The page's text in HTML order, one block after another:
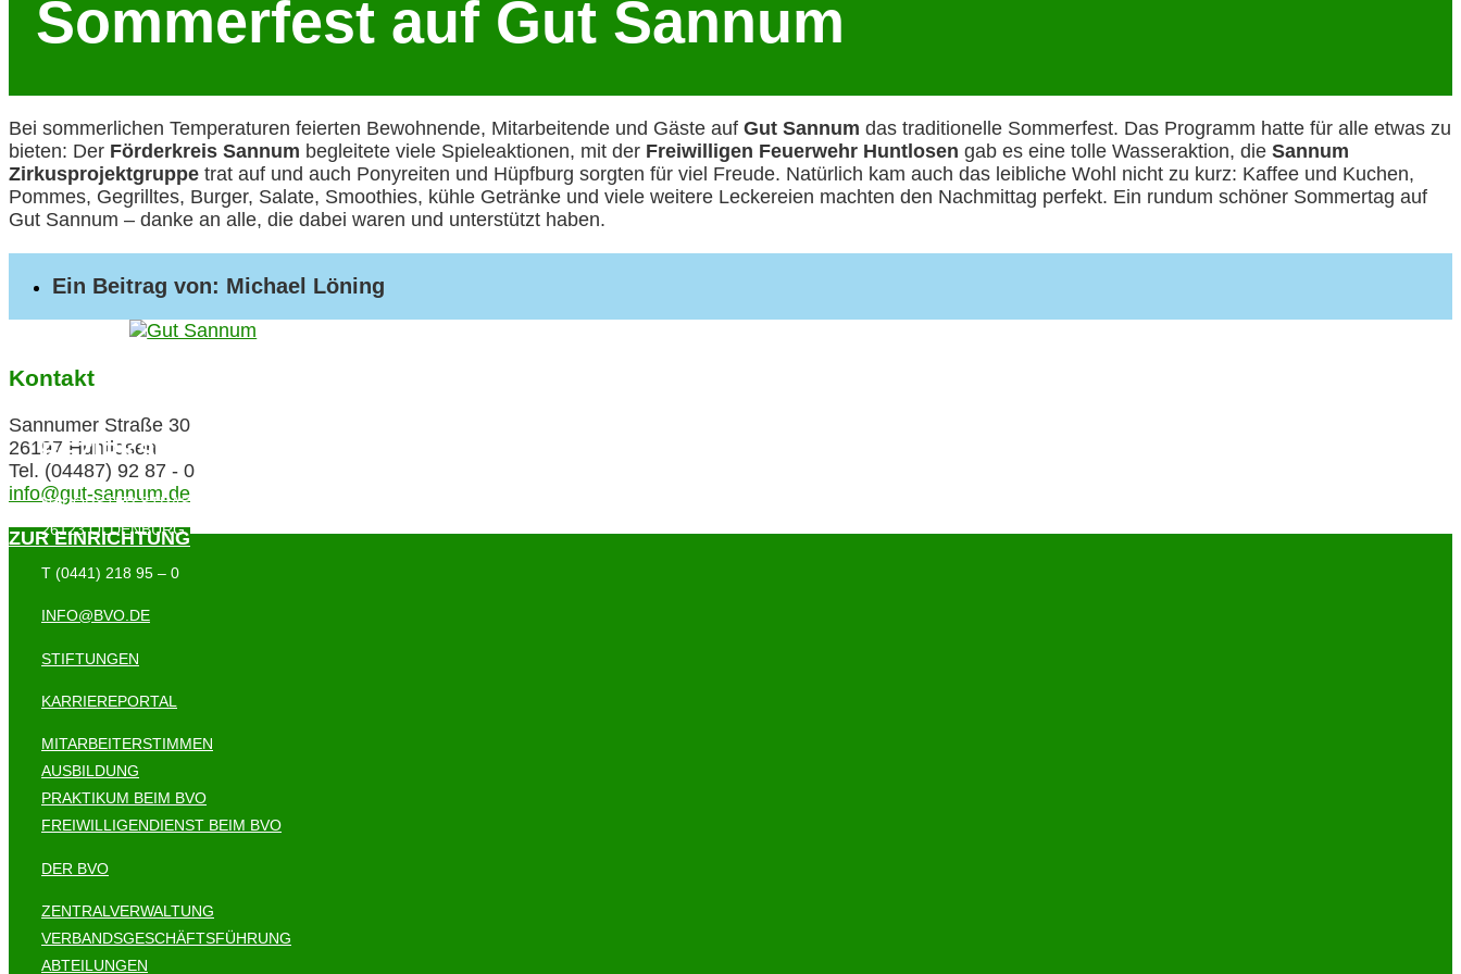
Sommerfest auf Gut Sannum
Bei sommerlichen Temperaturen feierten Bewohnende, Mitarbeitende und Gäste auf Gut Sannum das traditionelle Sommerfest. Das Programm hatte für alle etwas zu
bieten: Der Förderkreis Sannum begleitete viele Spieleaktionen, mit der Freiwilligen Feuerwehr Huntlosen gab es eine tolle Wasseraktion, die Sannum
Zirkusprojektgruppe trat auf und auch Ponyreiten und Hüpfburg sorgten für viel Freude. Natürlich kam auch das leibliche Wohl nicht zu kurz: Kaffee und Kuchen,
Pommes, Gegrilltes, Burger, Salate, Smoothies, kühle Getränke und viele weitere Leckereien machten den Nachmittag perfekt. Ein rundum schöner Sommertag auf
Gut Sannum – danke an alle, die dabei waren und unterstützt haben.
Ein Beitrag von: Michael Löning
Kontakt
Sannumer Straße 30
26197 Huntlosen
Tel. (04487) 92 87 - 0
info@gut-sannum.de
ZUR EINRICHTUNG
BEZIRKSVERBAND OLDENBURG
NADORSTER STRASSE 155
26123 OLDENBURG
T (0441) 218 95 – 0
INFO@BVO.DE
STIFTUNGEN
KARRIEREPORTAL
MITARBEITERSTIMMEN
AUSBILDUNG
PRAKTIKUM BEIM BVO
FREIWILLIGENDIENST BEIM BVO
DER BVO
ZENTRALVERWALTUNG
VERBANDSGESCHÄFTSFÜHRUNG
ABTEILUNGEN